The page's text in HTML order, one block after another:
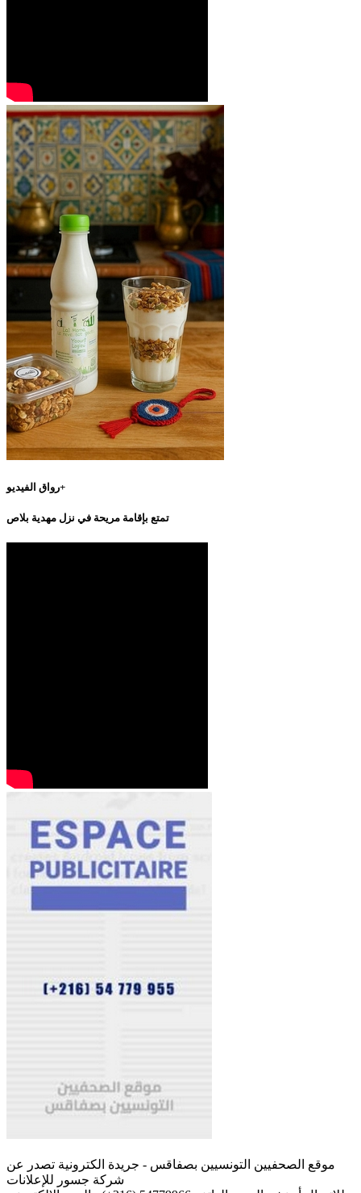
رواق الفيديو+
تمتع بإقامة مريحة في نزل مهدية بلاص
موقع الصحفيين التونسيين بصفاقس - جريدة الكترونية تصدر عن
شركة جسور للإعلانات